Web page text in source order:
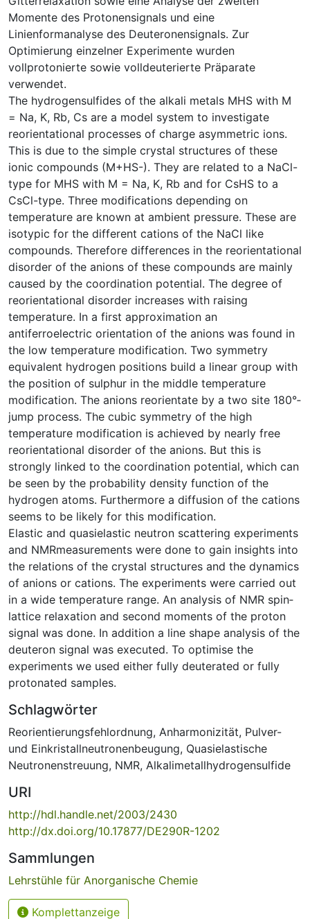
Momente des Protonensignals und eine
Linienformanalyse des Deuteronensignals. Zur
Optimierung einzelner Experimente wurden
vollprotonierte sowie volldeuterierte Präparate
verwendet.
The hydrogensulfides of the alkali metals MHS with M
= Na, K, Rb, Cs are a model system to investigate
reorientational processes of charge asymmetric ions.
This is due to the simple crystal structures of these
ionic compounds (M+HS-). They are related to a NaCl-
type for MHS with M = Na, K, Rb and for CsHS to a
CsCl-type. Three modifications depending on
temperature are known at ambient pressure. These are
isotypic for the different cations of the NaCl like
compounds. Therefore differences in the reorientational
disorder of the anions of these compounds are mainly
caused by the coordination potential. The degree of
reorientational disorder increases with raising
temperature. In a first approximation an
antiferroelectric orientation of the anions was found in
the low temperature modification. Two symmetry
equivalent hydrogen positions build a linear group with
the position of sulphur in the middle temperature
modification. The anions reorientate by a two site 180°­
jump process. The cubic symmetry of the high
temperature modification is achieved by nearly free
reorientational disorder of the anions. But this is
strongly linked to the coordination potential, which can
be seen by the probability density function of the
hydrogen atoms. Furthermore a diffusion of the cations
seems to be likely for this modification.
Elastic and quasielastic neutron scattering experiments
and NMR­measurements were done to gain insights into
the relations of the crystal structures and the dynamics
of anions or cations. The experiments were carried out
in a wide temperature range. An analysis of NMR spin­
lattice relaxation and second moments of the proton
signal was done. In addition a line shape analysis of the
deuteron signal was executed. To optimise the
experiments we used either fully deuterated or fully
protonated samples.
Schlagwörter
Reorientierungsfehlordnung, Anharmonizität, Pulver-
und Einkristallneutronenbeugung, Quasielastische
Neutronenstreuung, NMR, Alkalimetallhydrogensulfide
URI
http://hdl.handle.net/2003/2430
http://dx.doi.org/10.17877/DE290R-1202
Sammlungen
Lehrstühle für Anorganische Chemie
Komplettanzeige